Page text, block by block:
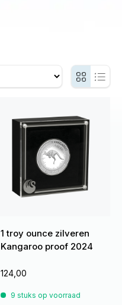
1 troy ounce zilveren
Kangaroo proof 2024
124,00
9 stuks op voorraad